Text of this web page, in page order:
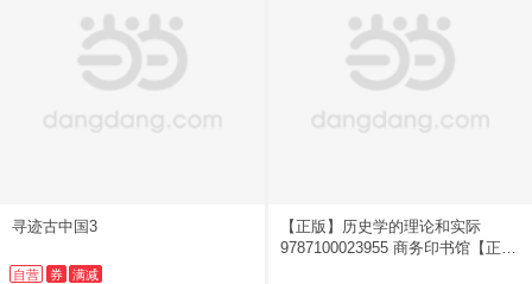
寻迹古中国3
自营 券 满减
【正版】历史学的理论和实际
9787100023955 商务印书馆【正版